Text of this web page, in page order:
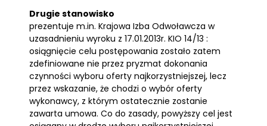
Drugie stanowisko
prezentuje m.in. Krajowa Izba Odwoławcza w
uzasadnieniu wyroku z 17.01.2013r. KIO 14/13 :
osiągnięcie celu postępowania zostało zatem
zdefiniowane nie przez pryzmat dokonania
czynności wyboru oferty najkorzystniejszej, lecz
przez wskazanie, że chodzi o wybór oferty
wykonawcy, z którym ostatecznie zostanie
zawarta umowa. Co do zasady, powyższy cel jest